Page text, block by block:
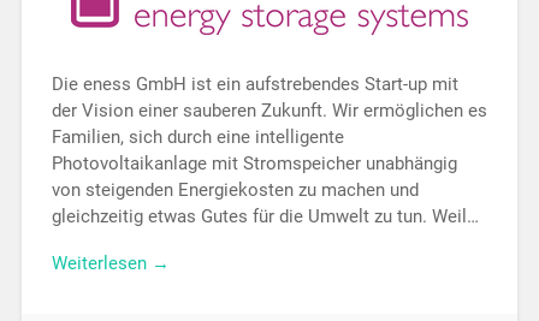
Die eness GmbH ist ein aufstrebendes Start-up mit
der Vision einer sauberen Zukunft. Wir ermöglichen es
Familien, sich durch eine intelligente
Photovoltaikanlage mit Stromspeicher unabhängig
von steigenden Energiekosten zu machen und
gleichzeitig etwas Gutes für die Umwelt zu tun. Weil…
Weiterlesen →